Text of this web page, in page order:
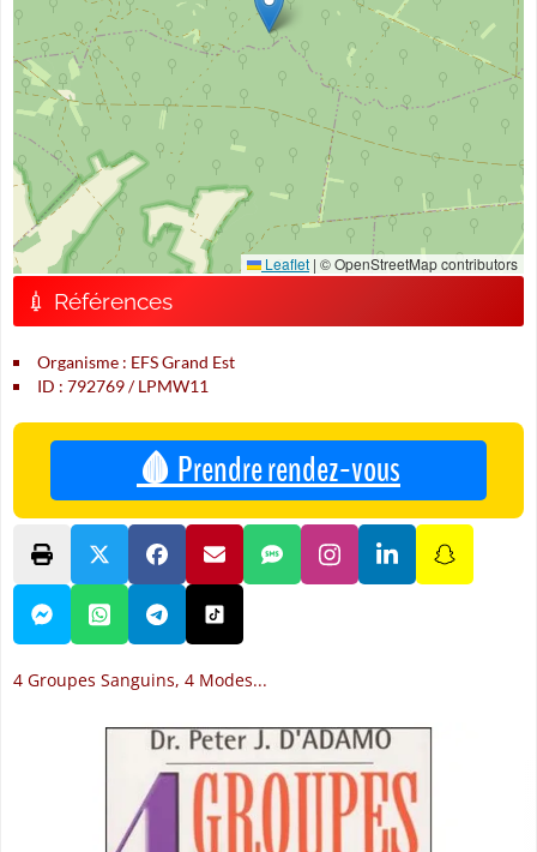
Leaflet | © OpenStreetMap contributors
💉 Références
Organisme : EFS Grand Est
ID : 792769 / LPMW11
🩸 Prendre rendez-vous
4 Groupes Sanguins, 4 Modes...